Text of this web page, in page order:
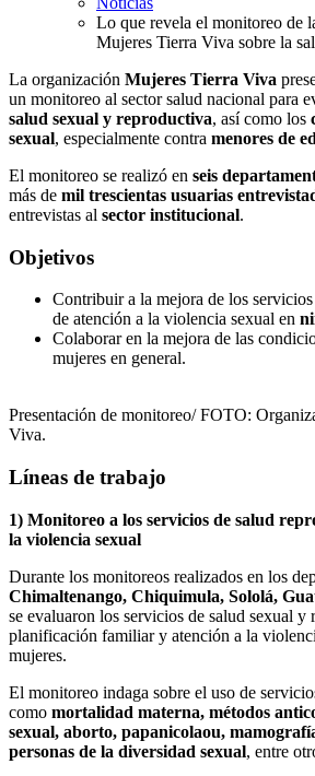
Lo que revela el monitoreo de
Mujeres Tierra Viva sobre la
La organización Mujeres Tierra Viva
un monitoreo al sector salud nacional para
salud sexual y reproductiva, así como los
sexual, especialmente contra menores de
El monitoreo se realizó en seis
más de mil trescientas usuarias
entrevistas al sector institucional.
Objetivos
Contribuir a la mejora de los
de atención a la violencia sexual en
Colaborar en la mejora de las
mujeres en general.
Presentación de monitoreo/ FOTO:
Viva.
Líneas de trabajo
1) Monitoreo a los servicios de salud
la violencia sexual
Durante los monitoreos realizados en los
Chimaltenango, Chiquimula, Sololá,
se evaluaron los servicios de salud sexual y
planificación familiar y atención a la
mujeres.
El monitoreo indaga sobre el uso de
como mortalidad materna, métodos
sexual, aborto, papanicolaou,
personas de la diversidad sexual, entre